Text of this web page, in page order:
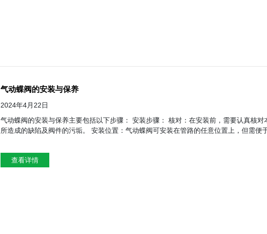
气动蝶阀的安装与保养
2024年4月22日
气动蝶阀的安装与保养主要包括以下步骤： 安装步骤： 核对：在安装前，需要认真核对本阀标志的压力、通径是否符合使用要求，并除去运输过程
所造成的缺陷及阀件的污垢。 安装位置：气动蝶阀可安装在管路的任意位置上，但需
清洁，并且要定期的对传动螺纹进行润滑。 检查：对于长期存放的阀门，应作定期检查
查看详情